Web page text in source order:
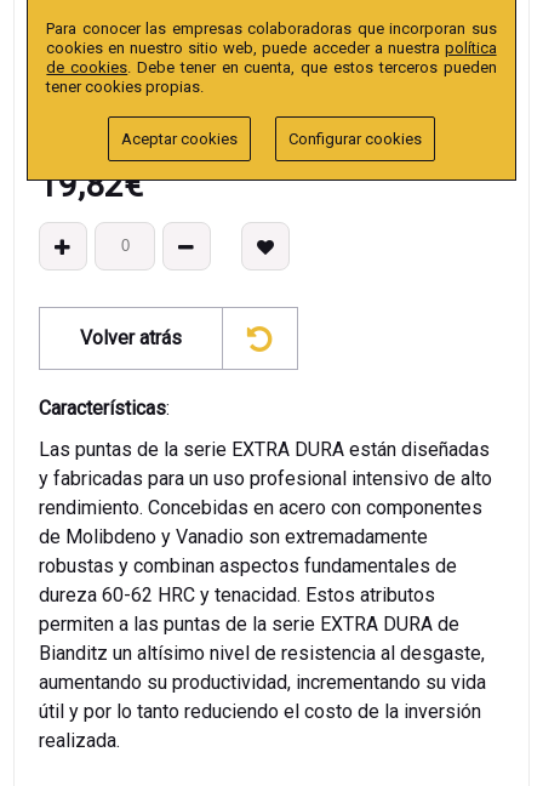
EAN13:
19,82€
Volver atrás
Características:
Las puntas de la serie EXTRA DURA están diseñadas
y fabricadas para un uso profesional intensivo de alto
rendimiento. Concebidas en acero con componentes
de Molibdeno y Vanadio son extremadamente
robustas y combinan aspectos fundamentales de
dureza 60-62 HRC y tenacidad. Estos atributos
permiten a las puntas de la serie EXTRA DURA de
Bianditz un altísimo nivel de resistencia al desgaste,
aumentando su productividad, incrementando su vida
útil y por lo tanto reduciendo el costo de la inversión
realizada.
Para conocer las empresas colaboradoras que incorporan sus
cookies en nuestro sitio web, puede acceder a nuestra política
de cookies . Debe tener en cuenta, que estos terceros pueden
tener cookies propias.
Aceptar cookies Configurar cookies